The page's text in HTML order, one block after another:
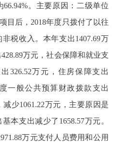
66.94%。主要原因：二级单位
目后，2018年度只拨付了以往
税收入。本年支出1407.69万
万元，社会保障和就业支
326.52万元，住房保障支出
一般公共预算财政拨款支出
少1061.22万元，主要原因是
本支出减少了1658.57万元。
万元支付人员费用和公用